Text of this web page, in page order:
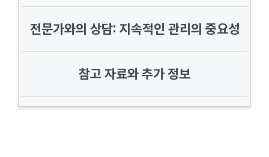
전문가와의 상담: 지속적인 관리의 중요성
참고 자료와 추가 정보